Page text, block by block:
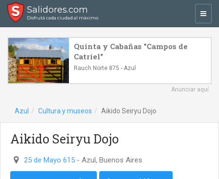
Salidores.com
Disfrutá cada ciudad al máximo
Quinta y Cabañas "Campos de
Catriel"
Rauch Norte 875 - Azul
Anunciar aquí
Azul Cultura y museos Aikido Seiryu Dojo
Aikido Seiryu Dojo
25 de Mayo 615 - Azul, Buenos Aires